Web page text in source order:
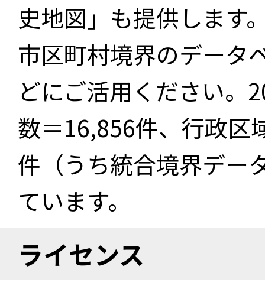
史地図」も提供します
市区町村境界のデータ
どにご活用ください。
数＝16,856件、行政区
件（うち統合境界デー
ています。
ライセンス